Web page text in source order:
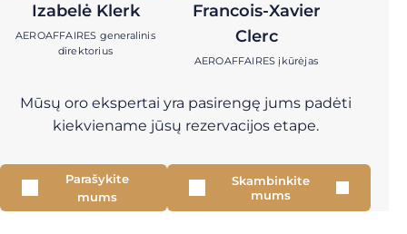
Izabelė Klerk
AEROAFFAIRES generalinis
direktorius
Francois-Xavier
Clerc
AEROAFFAIRES įkūrėjas
Mūsų oro ekspertai yra pasirengę jums padėti
kiekviename jūsų rezervacijos etape.
Parašykite
mums
Skambinkite
mums